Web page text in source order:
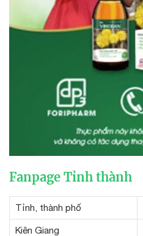
Fanpage Tỉnh thành
Tỉnh, thành phố
Kiên Giang